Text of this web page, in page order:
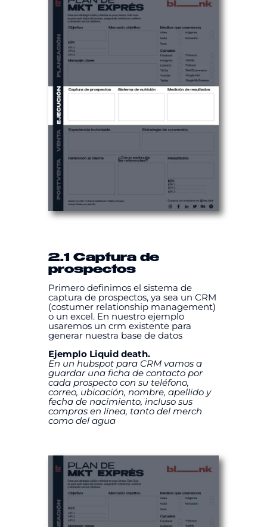
2.1 Captura de
prospectos
Primero definimos el sistema de
captura de prospectos, ya sea un CRM
(costumer relationship management)
o un excel. En nuestro ejemplo
usaremos un crm existente para
generar nuestra base de datos
Ejemplo Liquid death.
En un hubspot para CRM vamos a
guardar una ficha de contacto por
cada prospecto con su teléfono,
correo, ubicación, nombre, apellido y
fecha de nacimiento, incluso sus
compras en línea, tanto del merch
como del agua